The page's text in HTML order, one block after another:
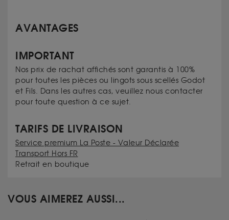
AVANTAGES
IMPORTANT
Nos prix de rachat affichés sont garantis à 100%
pour toutes les pièces ou lingots sous scellés Godot
et Fils. Dans les autres cas, veuillez nous contacter
pour toute question à ce sujet.
TARIFS DE LIVRAISON
Service premium La Poste - Valeur Déclarée
Transport Hors FR
Retrait en boutique
VOUS AIMEREZ AUSSI...